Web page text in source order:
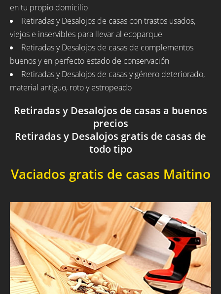
en tu propio domicilio
Retiradas y Desalojos de casas con trastos usados,
viejos e inservibles para llevar al ecoparque
Retiradas y Desalojos de casas de complementos
buenos y en perfecto estado de conservación
Retiradas y Desalojos de casas y género deteriorado,
material antiguo, roto y estropeado
Retiradas y Desalojos de casas a buenos
precios
Retiradas y Desalojos gratis de casas de
todo tipo
Vaciados gratis de casas Maitino